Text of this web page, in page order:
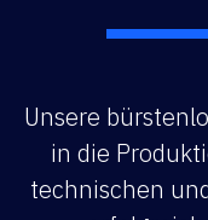
Unsere
in die
technischen